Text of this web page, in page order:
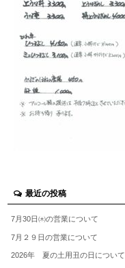
最近の投稿
7月30日㈭の営業について
7月２９日の営業について
2026年 夏の土用丑の日について